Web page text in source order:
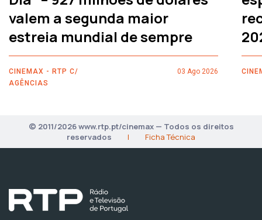
valem a segunda maior
estreia mundial de sempre
CINEMAX - RTP C/
AGÊNCIAS
03 Ago 2026
© 2011/2026 www.rtp.pt/cinemax — Todos os direitos
reservados
| Ficha Técnica